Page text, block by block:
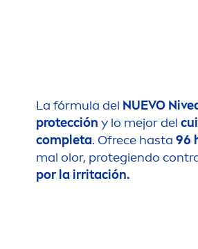
La fórmula del NUEVO
protección y lo mejor del
completa. Ofrece hasta 96
mal olor, protegiendo
por la irritación.